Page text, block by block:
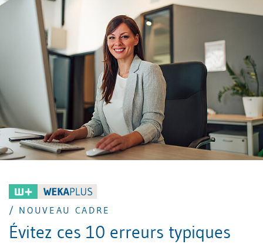
chaque collaborateur. La communication
respectueuse est donc indispensable pour établir des
relations de travail harmonieuses et productives.
/ NOUVEAU CADRE
Évitez ces 10 erreurs typiques